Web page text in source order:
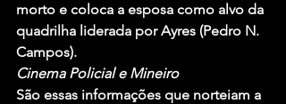
morto e coloca a esposa como alvo da
quadrilha liderada por Ayres (Pedro N.
Campos).
Cinema Policial e Mineiro
São essas informações que norteiam a